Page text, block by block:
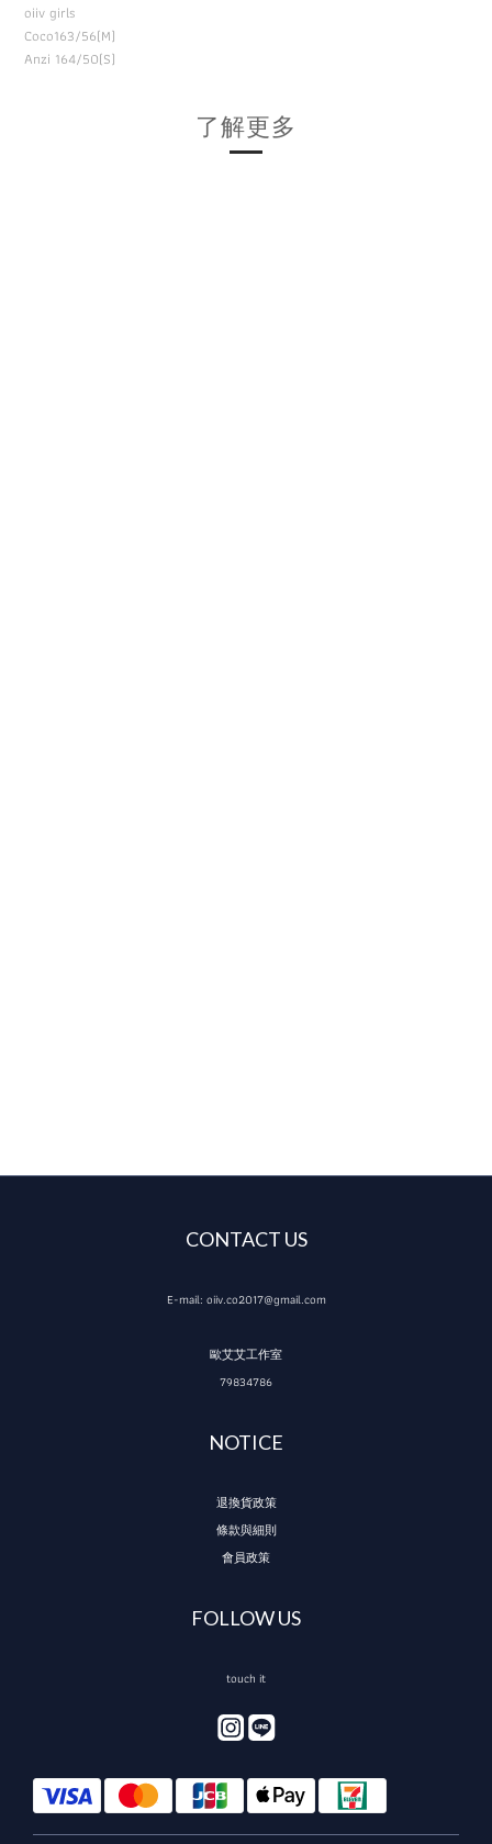
oiiv girls
Coco163/56(M)
Anzi 164/50(S)
了解更多
CONTACT US
E-mail: oiiv.co2017@gmail.com
歐艾艾工作室
79834786
NOTICE
退換貨政策
條款與細則
會員政策
FOLLOW US
touch it